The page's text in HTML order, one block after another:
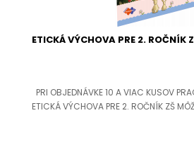
ETICKÁ VÝCHOVA PRE 2. ROČNÍK
PRI OBJEDNÁVKE 10 A VIAC KUSOV
ETICKÁ VÝCHOVA PRE 2. ROČNÍK ZŠ